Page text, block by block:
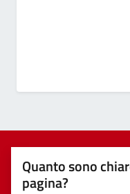
Quanto sono
pagina?